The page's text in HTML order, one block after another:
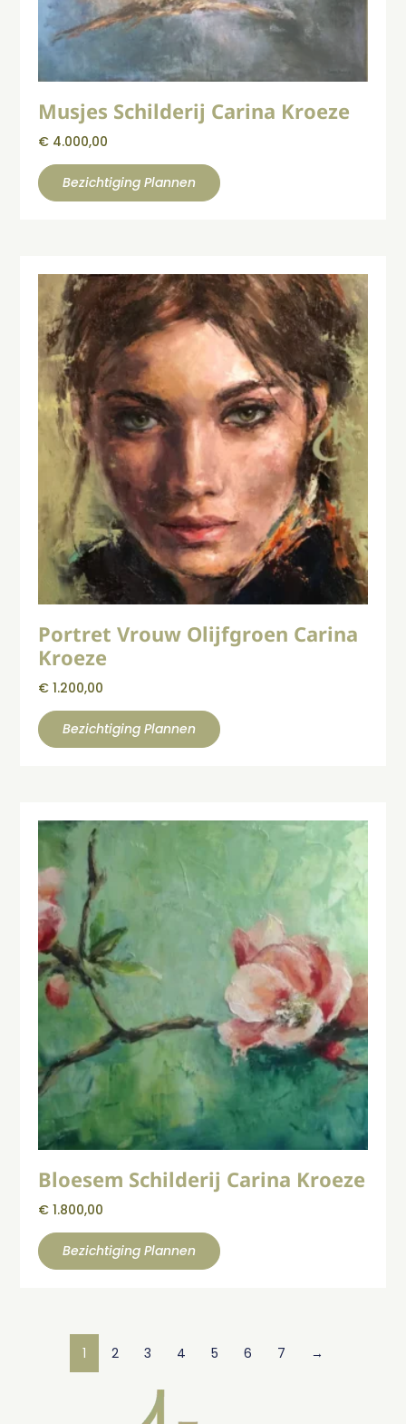
Musjes Schilderij Carina Kroeze
€ 4.000,00
Bezichtiging Plannen
Portret Vrouw Olijfgroen Carina
Kroeze
€ 1.200,00
Bezichtiging Plannen
Bloesem Schilderij Carina Kroeze
€ 1.800,00
Bezichtiging Plannen
1 2 3 4 5 6 7 →